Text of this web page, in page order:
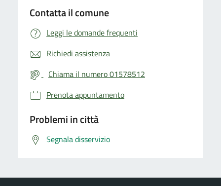
Contatta il comune
Leggi le domande frequenti
Richiedi assistenza
Chiama il numero 01578512
Prenota appuntamento
Problemi in città
Segnala disservizio